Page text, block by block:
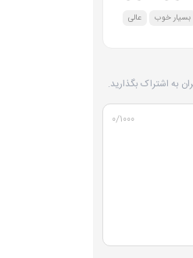
بسیار خوب عالی
به اشتراک بگذارید.
۰/۱۰۰۰